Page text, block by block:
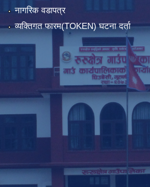
नागरिक वडापत्र
व्यक्तिगत फारम(TOKEN) घटना दर्ता